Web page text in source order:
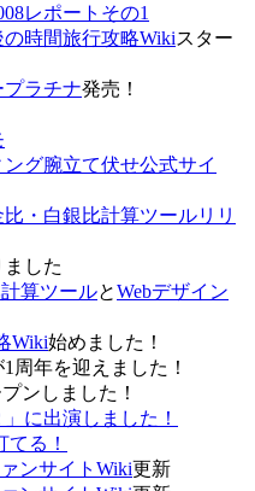
レポートその1
時間旅行攻略Wikiスター
ラチナ発売！
グ腕立て伏せ公式サイ
・白銀比計算ツールリリ
ました
算ツールとWebデザイン
Wiki始めました！
1周年を迎えました！
ンしました！
に出演しました！
る！
ンサイトWiki更新